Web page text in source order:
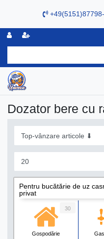
Dozator bere cu
Pentru bucătărie de uz
privat
Gospodărie
30